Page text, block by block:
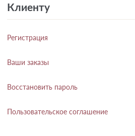
Клиенту
Регистрация
Ваши заказы
Восстановить пароль
Пользовательское соглашение